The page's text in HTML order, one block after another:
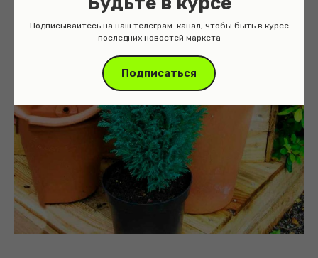
Подписывайтесь на наш телеграм-канал, чтобы быть в курсе
последних новостей маркета
Подписаться